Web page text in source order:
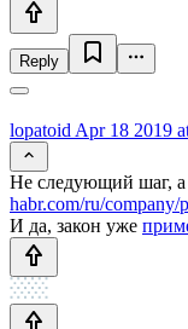
Reply
lopatoid Apr 18 2019
Не следующий шаг,
habr.com/ru/
И да, закон уже